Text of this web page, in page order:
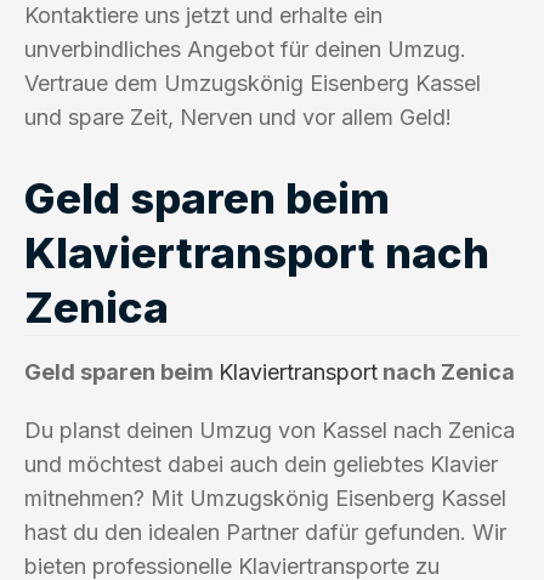
Kontaktiere uns jetzt und erhalte ein
unverbindliches Angebot für deinen Umzug.
Vertraue dem Umzugskönig Eisenberg Kassel
und spare Zeit, Nerven und vor allem Geld!
Geld sparen beim
Klaviertransport nach
Zenica
Geld sparen beim Klaviertransport nach Zenica
Du planst deinen Umzug von Kassel nach Zenica
und möchtest dabei auch dein geliebtes Klavier
mitnehmen? Mit Umzugskönig Eisenberg Kassel
hast du den idealen Partner dafür gefunden. Wir
bieten professionelle Klaviertransporte zu